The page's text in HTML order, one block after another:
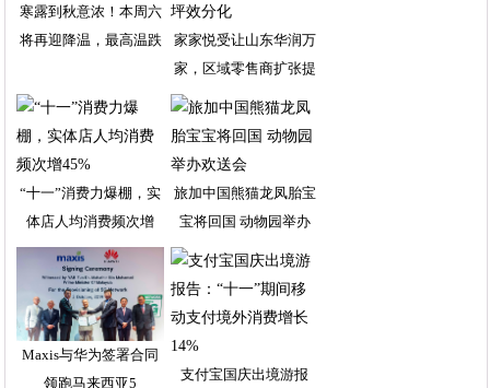
寒露到秋意浓！本周六
将再迎降温，最高温跌
家家悦受让山东华润万
家，区域零售商扩张提
“十一”消费力爆棚，实
体店人均消费频次增
旅加中国熊猫龙凤胎宝
宝将回国 动物园举办
Maxis与华为签署合同
领跑马来西亚5
支付宝国庆出境游报